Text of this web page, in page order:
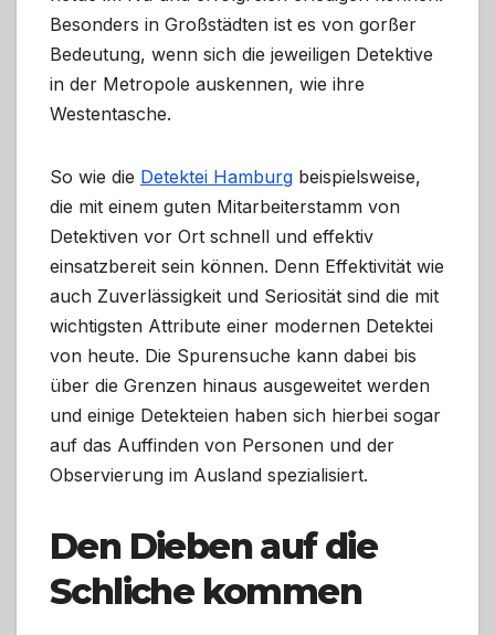
Besonders in Großstädten ist es von gorßer
Bedeutung, wenn sich die jeweiligen Detektive
in der Metropole auskennen, wie ihre
Westentasche.
So wie die Detektei Hamburg beispielsweise,
die mit einem guten Mitarbeiterstamm von
Detektiven vor Ort schnell und effektiv
einsatzbereit sein können. Denn Effektivität wie
auch Zuverlässigkeit und Seriosität sind die mit
wichtigsten Attribute einer modernen Detektei
von heute. Die Spurensuche kann dabei bis
über die Grenzen hinaus ausgeweitet werden
und einige Detekteien haben sich hierbei sogar
auf das Auffinden von Personen und der
Observierung im Ausland spezialisiert.
Den Dieben auf die
Schliche kommen